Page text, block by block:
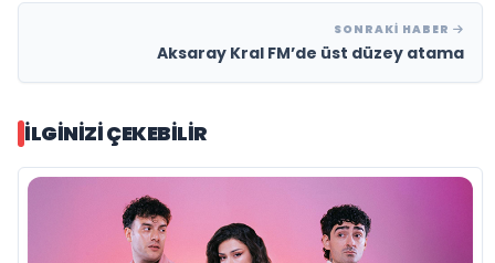
SONRAKI HABER
Aksaray Kral FM’de üst düzey atama
İLGINIZI ÇEKEBILIR